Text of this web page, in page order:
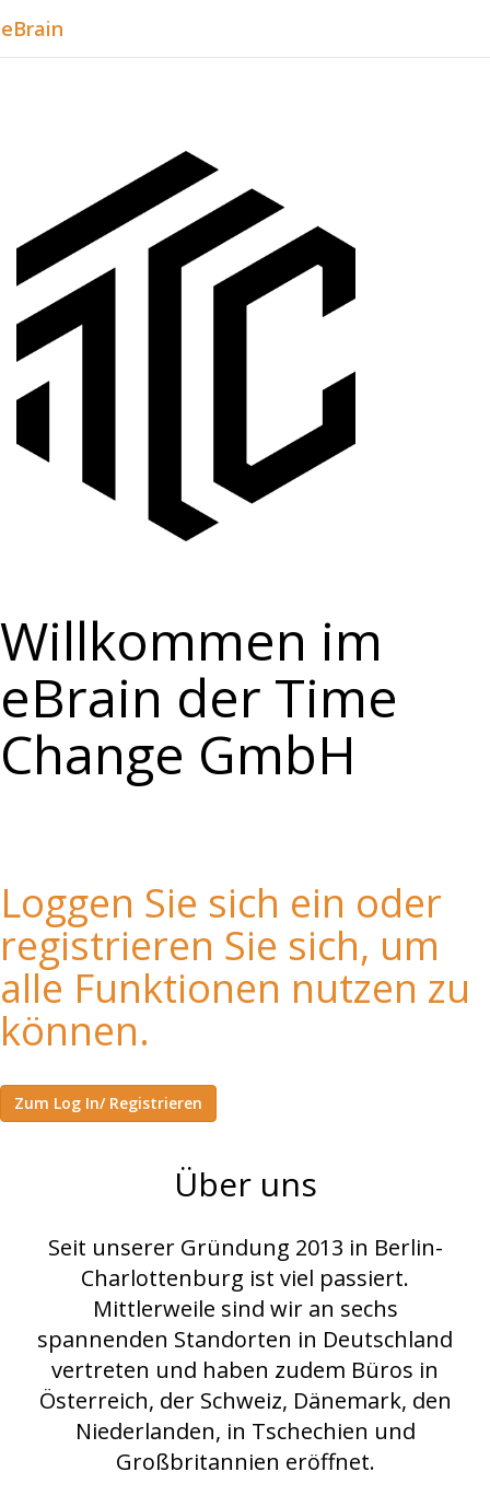
eBrain
Willkommen im
eBrain der Time
Change GmbH
Loggen Sie sich ein oder
registrieren Sie sich, um
alle Funktionen nutzen zu
können.
Zum Log In/ Registrieren
Über uns
Seit unserer Gründung 2013 in Berlin-
Charlottenburg ist viel passiert.
Mittlerweile sind wir an sechs
spannenden Standorten in Deutschland
vertreten und haben zudem Büros in
Österreich, der Schweiz, Dänemark, den
Niederlanden, in Tschechien und
Großbritannien eröffnet.